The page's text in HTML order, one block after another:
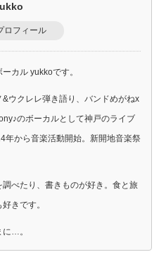
ロフィール
カル yukkoです。
ウクレレ弾き語り、バンドめがねx
のボーカルとして神戸のライブ
年から音楽活動開始。新開地音楽祭
べたり、書きものが好き。食と旅
きです。
に…。